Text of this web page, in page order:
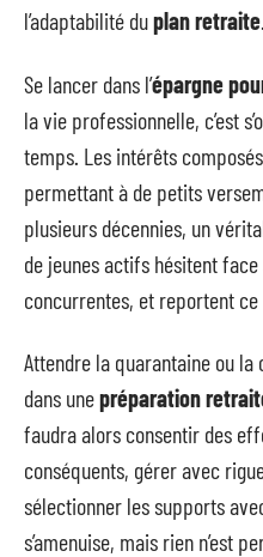
l’adaptabilité duplan retraite.
Se lancer dans l’épargne
la vie professionnelle, c’est
temps. Les intérêts
permettant à de petits
plusieurs décennies, un
de jeunes actifs hésitent
concurrentes, et reportent ce
Attendre la quarantaine ou la
dans unepréparation
faudra alors consentir des
conséquents, gérer avec
sélectionner les supports
s’amenuise, mais rien n’est